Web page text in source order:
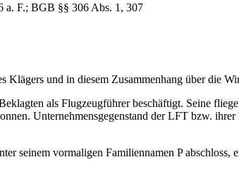
a. F.; BGB §§ 306 Abs. 1, 307
Klägers und in diesem Zusammenhang über die
als Flugzeugführer beschäftigt. Seine
Unternehmensgegenstand der LFT bzw.
seinem vormaligen Familiennamen P abschloss,